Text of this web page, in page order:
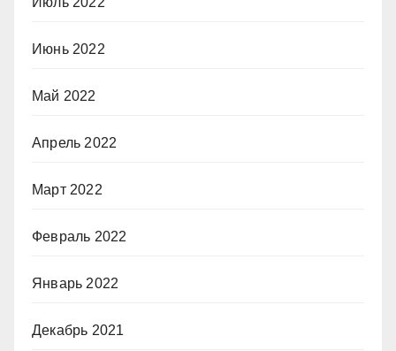
Июнь 2022
Май 2022
Апрель 2022
Март 2022
Февраль 2022
Январь 2022
Декабрь 2021